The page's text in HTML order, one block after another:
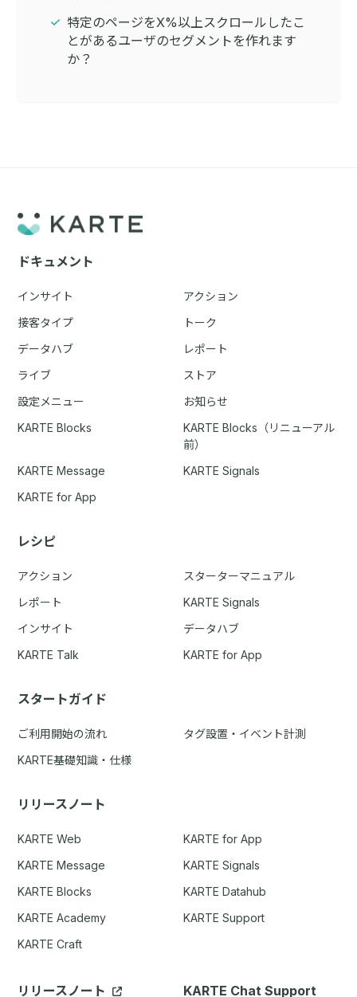
特定のページをX%以上スクロールしたこ
とがあるユーザのセグメントを作れます
か？
ドキュメント
インサイト
アクション
接客タイプ
トーク
データハブ
レポート
ライブ
ストア
設定メニュー
お知らせ
KARTE Blocks
KARTE Blocks（リニューアル
前）
KARTE Message
KARTE Signals
KARTE for App
レシピ
アクション
スターターマニュアル
レポート
KARTE Signals
インサイト
データハブ
KARTE Talk
KARTE for App
スタートガイド
ご利用開始の流れ
タグ設置・イベント計測
KARTE基礎知識・仕様
リリースノート
KARTE Web
KARTE for App
KARTE Message
KARTE Signals
KARTE Blocks
KARTE Datahub
KARTE Academy
KARTE Support
KARTE Craft
リリースノート KARTE Chat Support